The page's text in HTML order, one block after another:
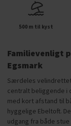
500 m til kyst
Familievenligt
Egsmark
Særdeles
centralt beliggende i
med kort afstand til
hyggelige Ebeltoft.
udgang fra både